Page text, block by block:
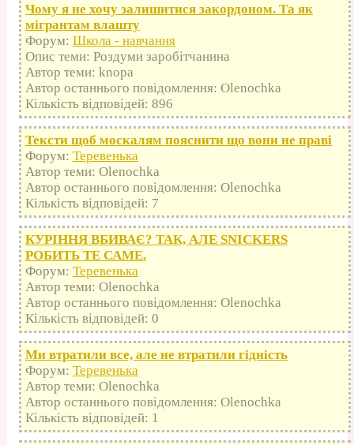
Чому я не хочу залишитися закордоном. Та як
мігрантам влашту
Форум: Школа - навчання
Опис теми: Роздуми заробітчанина
Автор теми: knopa
Автор останнього повідомлення: Olenochka
Кількість відповідей: 896
Тексти щоб москалям пояснити що вони не праві
Форум: Теревенька
Автор теми: Olenochka
Автор останнього повідомлення: Olenochka
Кількість відповідей: 7
КУРІННЯ ВБИВАЄ? ТАК, АЛЕ SNICKERS
РОБИТЬ ТЕ САМЕ.
Форум: Теревенька
Автор теми: Olenochka
Автор останнього повідомлення: Olenochka
Кількість відповідей: 0
Ми втратили все, але не втратили гідність
Форум: Теревенька
Автор теми: Olenochka
Автор останнього повідомлення: Olenochka
Кількість відповідей: 1